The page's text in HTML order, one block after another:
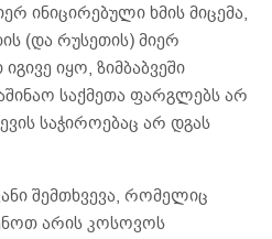
ინიცირებული ხმის მიცემა,
(და რუსეთის) მიერ
იყო, ზიმბაბვეში
საქმეთა ფარგლებს არ
საჭიროებაც არ დგას
შემთხვევა, რომელიც
არის კოსოვოს